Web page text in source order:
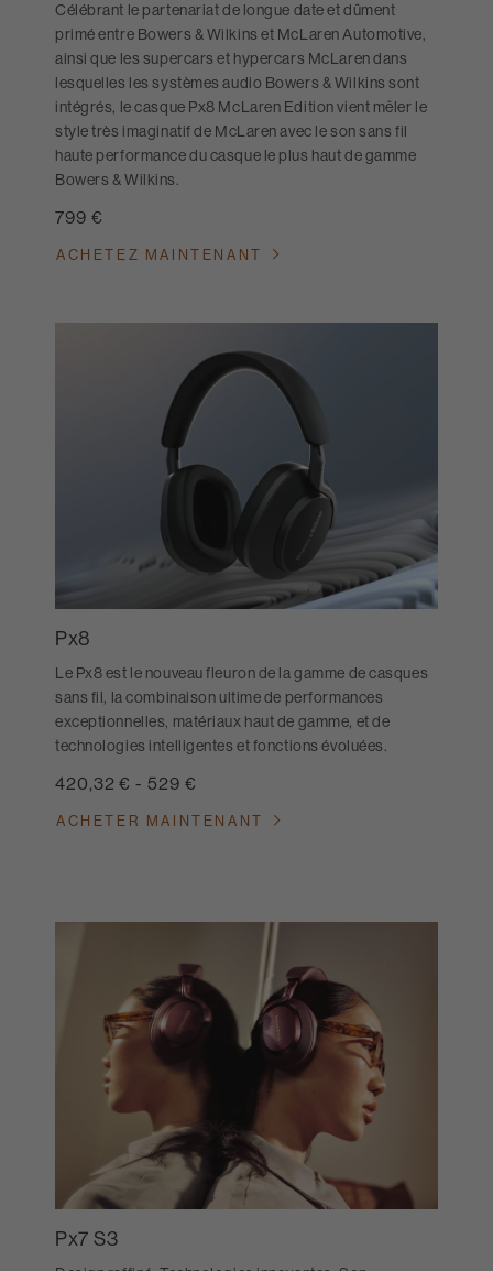
Célébrant le partenariat de longue date et dûment
primé entre Bowers & Wilkins et McLaren Automotive,
ainsi que les supercars et hypercars McLaren dans
lesquelles les systèmes audio Bowers & Wilkins sont
intégrés, le casque Px8 McLaren Edition vient mêler le
style très imaginatif de McLaren avec le son sans fil
haute performance du casque le plus haut de gamme
Bowers & Wilkins.
799 €
ACHETEZ MAINTENANT
Px8
Le Px8 est le nouveau fleuron de la gamme de casques
sans fil, la combinaison ultime de performances
exceptionnelles, matériaux haut de gamme, et de
technologies intelligentes et fonctions évoluées.
420,32 €- 529 €
ACHETER MAINTENANT
Px7 S3